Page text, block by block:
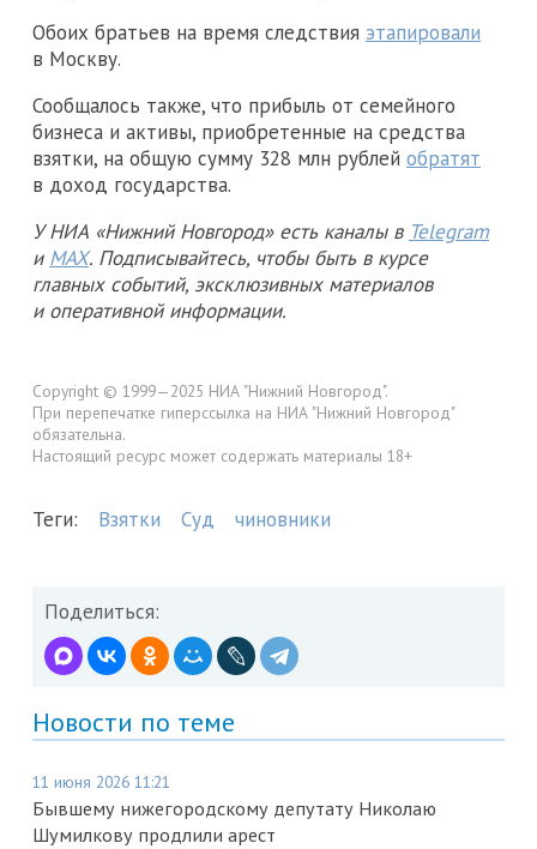
Обоих братьев на время следствия этапировали
в Москву.
Сообщалось также, что прибыль от семейного
бизнеса и активы, приобретенные на средства
взятки, на общую сумму 328 млн рублей обратят
в доход государства.
У НИА «Нижний Новгород» есть каналы в Telegram
и MAX. Подписывайтесь, чтобы быть в курсе
главных событий, эксклюзивных материалов
и оперативной информации.
Copyright © 1999—2025 НИА "Нижний Новгород".
При перепечатке гиперссылка на НИА "Нижний Новгород"
обязательна.
Настоящий ресурс может содержать материалы 18+
Теги: Взятки Суд чиновники
Поделиться:
Новости по теме
11 июня 2026 11:21
Бывшему нижегородскому депутату Николаю
Шумилкову продлили арест